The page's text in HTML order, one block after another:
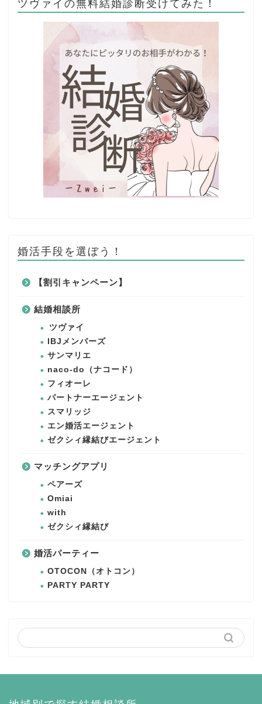
ツヴァイの無料結婚診断受けてみた！
婚活手段を選ぼう！
【割引キャンペーン】
結婚相談所
ツヴァイ
IBJメンバーズ
サンマリエ
naco-do（ナコード）
フィオーレ
パートナーエージェント
スマリッジ
エン婚活エージェント
ゼクシィ縁結びエージェント
マッチングアプリ
ペアーズ
Omiai
with
ゼクシィ縁結び
婚活パーティー
OTOCON（オトコン）
PARTY PARTY